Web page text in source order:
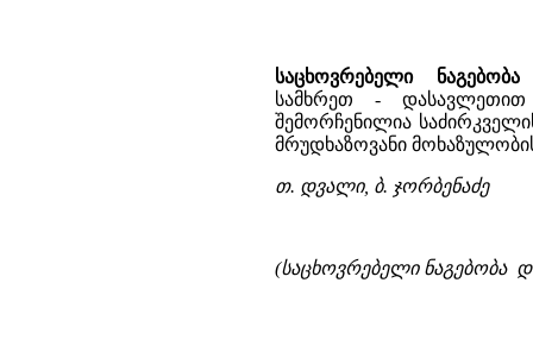
საცხოვრებელი ნაგებობა
სამხრეთ -
შემორჩენილია
მრუდხაზოვანი
თ. დვალი, ბ. ჯორბენაძე
(საცხოვრებელი ნაგებობა